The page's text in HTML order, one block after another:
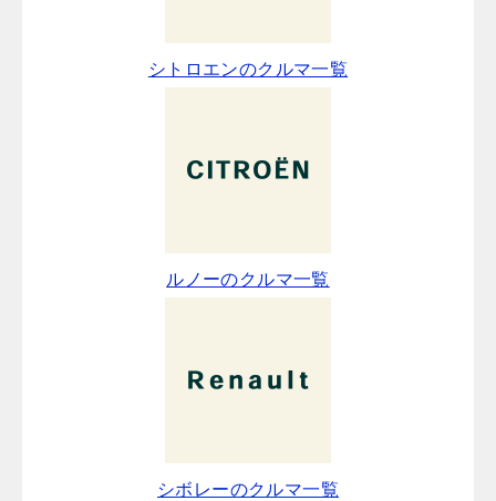
シトロエンのクルマ一覧
ルノーのクルマ一覧
シボレーのクルマ一覧